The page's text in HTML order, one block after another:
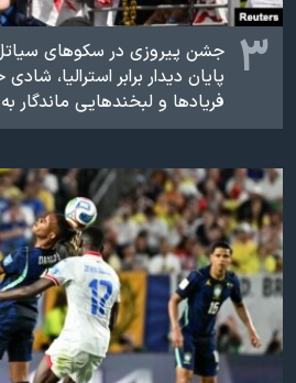
۳ جشن پیروزی در سکوهای
پایان دیدار برابر استرالیا،
فریادها و لبخندهایی ماندگار